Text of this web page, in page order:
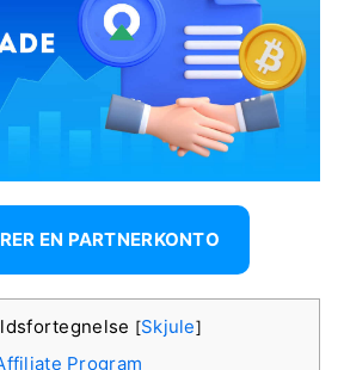
EN PARTNERKONTO
[Skjule]
Program